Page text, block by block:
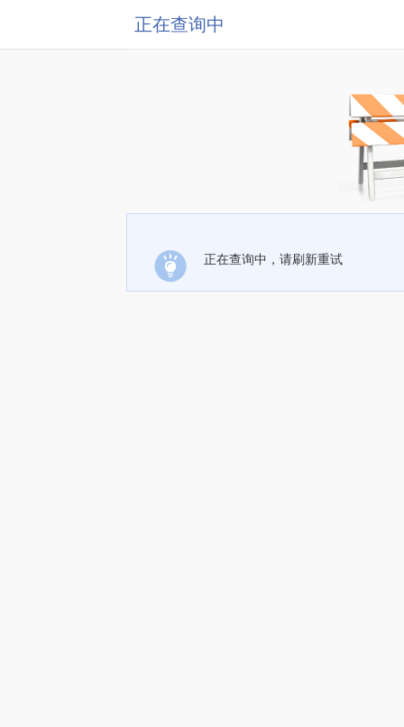
正在查询中
正在查询中，请刷新重试